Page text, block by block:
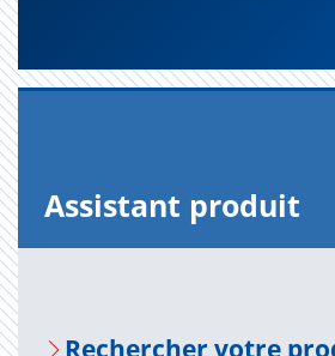
Assis­tant pro­duit
Recher­cher votre